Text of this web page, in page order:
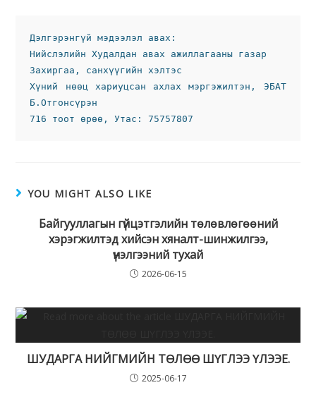
Дэлгэрэнгүй мэдээлэл авах:
Нийслэлийн Худалдан авах ажиллагааны газар
Захиргаа, санхүүгийн хэлтэс
Хүний нөөц хариуцсан ахлах мэргэжилтэн, ЭБАТ
Б.Отгонсүрэн
716 тоот өрөө, Утас: 75757807
YOU MIGHT ALSO LIKE
Байгууллагын гүйцэтгэлийн төлөвлөгөөний
хэрэгжилтэд хийсэн хяналт-шинжилгээ,
үнэлгээний тухай
2026-06-15
ШУДАРГА НИЙГМИЙН ТӨЛӨӨ ШҮГЛЭЭ ҮЛЭЭЕ.
2025-06-17